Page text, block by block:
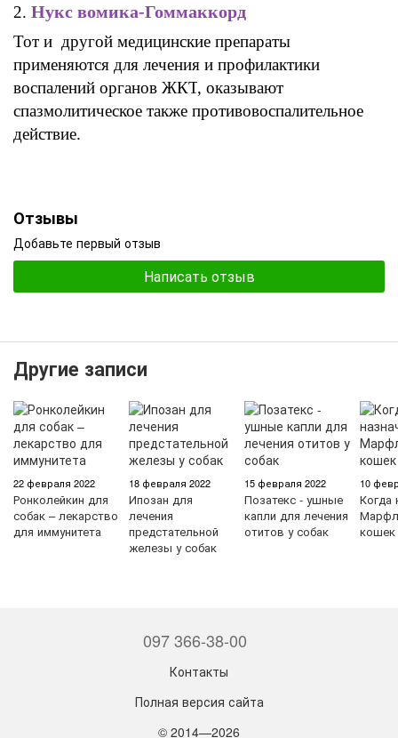
2. Нукс вомика-Гоммаккорд
Тот и другой медицинские препараты
применяются для лечения и профилактики
воспалений органов ЖКТ, оказывают
спазмолитическое также противовоспалительное
действие.
Отзывы
Добавьте первый отзыв
Написать отзыв
Другие записи
22 февраля 2022
Ронколейкин для
собак – лекарство
для иммунитета
18 февраля 2022
Ипозан для
лечения
предстательной
железы у собак
15 февраля 2022
Позатекс - ушные
капли для лечения
отитов у собак
10
Когда
кошек
097 366-38-00
Контакты
Полная версия сайта
© 2014—2026